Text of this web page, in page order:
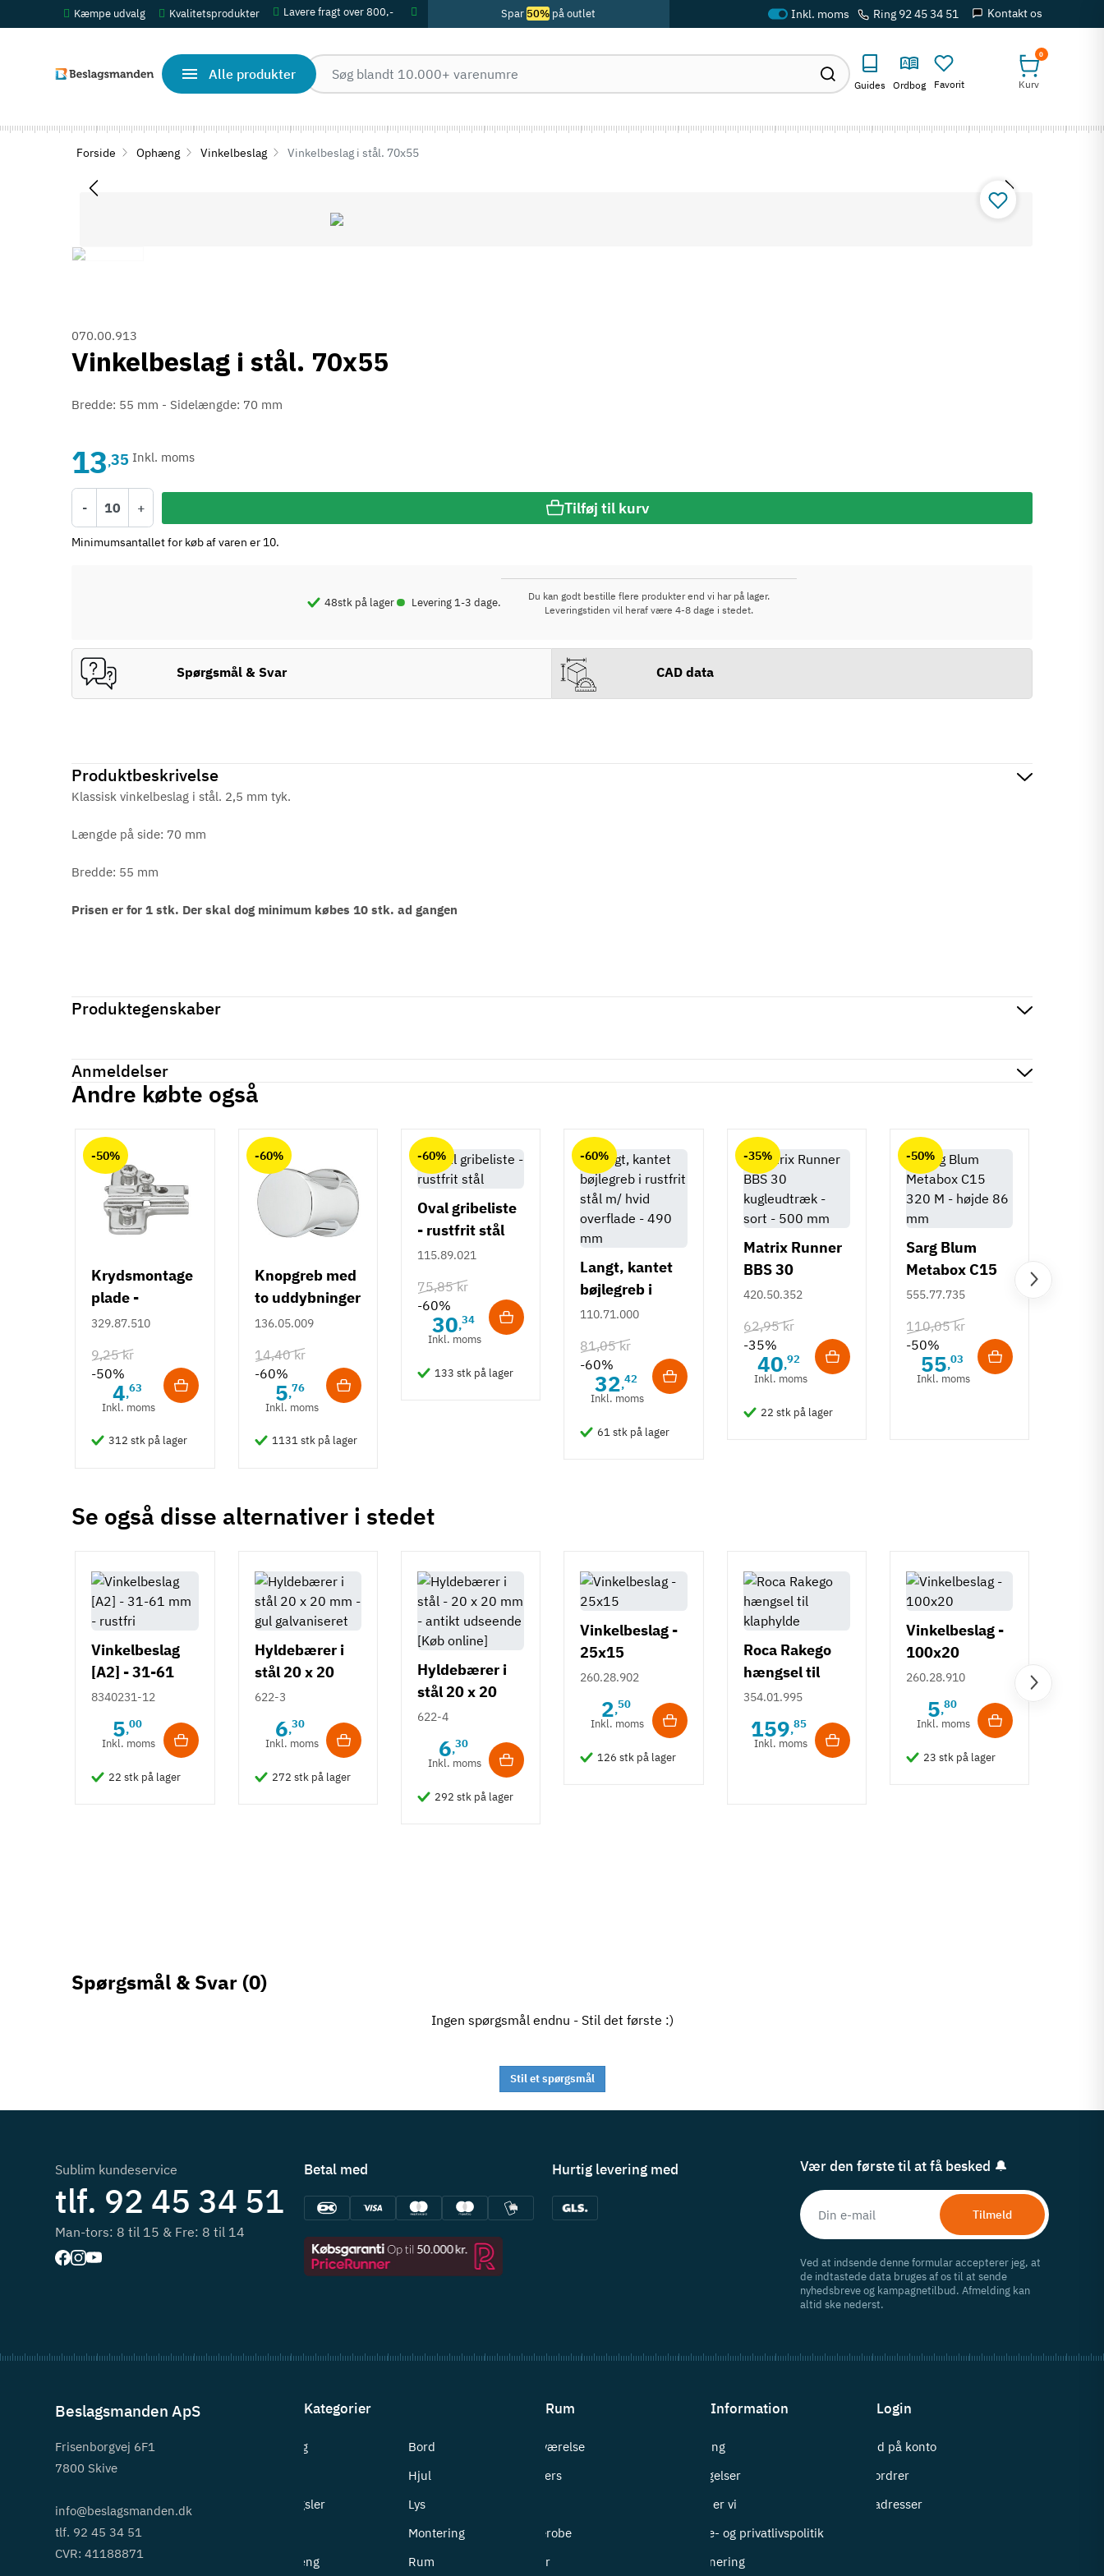
Kæmpe udvalg Kvalitetsprodukter Lavere fragt over 800,- Spar 50% på outlet Ring 92 45 34 51 Kontakt os
Alle produkter
Guides Ordbog Favorit
0
Kurv
Forside Ophæng Vinkelbeslag Vinkelbeslag i stål. 70x55
Produktbeskrivelse
Klassisk vinkelbeslag i stål. 2,5 mm tyk.
Længde på side: 70 mm
Bredde: 55 mm
Prisen er for 1 stk. Der skal dog minimum købes 10 stk. ad gangen
Produktegenskaber
På lager 48 Varer
Anmeldelser
070.00.913
Vinkelbeslag i stål. 70x55
Bredde: 55 mm - Sidelængde: 70 mm
13,35 Inkl. moms
- + Tilføj til kurv
Minimumsantallet for køb af varen er 10.
48stk på lager• Levering 1-3 dage.
Du kan godt bestille flere produkter end vi har på lager.
Leveringstiden vil heraf være 4-8 dage i stedet.
Spørgsmål & Svar CAD data
Andre købte også
-50%
Krydsmontage
plade -
Duomatic SL -
329.87.510
9,25 kr
-50%
4,63
Inkl. moms
312 stk på lager
-60%
Knopgreb med
to uddybninger
- rustfrit stål
136.05.009
14,40 kr
-60%
5,76
Inkl. moms
1131 stk på lager
-60%
Oval gribeliste
- rustfrit stål
115.89.021
75,85 kr
-60%
30,34
Inkl. moms
133 stk på lager
-60%
Langt, kantet
bøjlegreb i
rustfrit stål m/
- 490 mm
110.71.000
81,05 kr
-60%
32,42
Inkl. moms
61 stk på lager
-35%
Matrix Runner
BBS 30
kugleudtræk -
420.50.352
62,95 kr
-35%
40,92
Inkl. moms
22 stk på lager
-50%
Sarg Blum
Metabox C15
320 M - højde
555.77.735
110,05 kr
-50%
55,03
Inkl. moms
Se også disse alternativer i stedet
Vinkelbeslag
[A2] - 31-61
mm - rustfri
8340231-12
5,00
Inkl. moms
22 stk på lager
Hyldebærer i
stål 20 x 20
mm - gul
galvaniseret
622-3
6,30
Inkl. moms
272 stk på lager
Hyldebærer i
stål 20 x 20
mm - Antik /
bruneret
622-4
6,30
Inkl. moms
292 stk på lager
Vinkelbeslag -
25x15
260.28.902
2,50
Inkl. moms
126 stk på lager
Roca Rakego
hængsel til
klaphylde
354.01.995
159,85
Inkl. moms
Vinkelbeslag -
100x20
260.28.910
5,80
Inkl. moms
23 stk på lager
Spørgsmål & Svar(0)
Ingen spørgsmål endnu - Stil det første :)
Stil et spørgsmål
Sublim kundeservice
tlf. 92 45 34 51
Man-tors: 8 til 15 & Fre: 8 til 14
Betal med Hurtig levering med Vær den første til at få besked 🔔
Tilmeld
Ved at indsende denne formular accepterer jeg, at
de indtastede data bruges af os til at sende
nyhedsbreve og kampagnetilbud. Afmelding kan
altid ske nederst.
Beslagsmanden ApS
Frisenborgvej 6F1
7800 Skive
info@beslagsmanden.dk
tlf. 92 45 34 51
CVR: 41188871
Kategorier
Beslag
Bord
Hjul
Hængsler
Lys
Montering
Ophæng
Rum
Rum
Badeværelse
Bryggers
Garderobe
Kontor
Information
Levering
Betingelser
Hvem er vi
Cookie- og privatlivspolitik
Returnering
Login
Log ind på konto
Mine ordrer
Mine adresser